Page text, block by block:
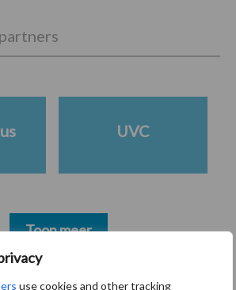
use cookies and other tracking
UVC
Toon meer